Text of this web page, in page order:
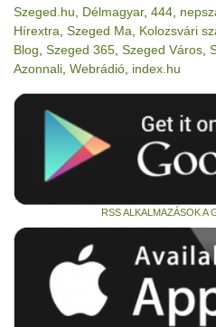
Szeged.hu Délmagyar, 444
Hírextra Szeged Ma Kolozsvári
Blog Szeged 365 Szeged Város
Azonnali Webrádió index.hu
RSS ALKALMAZÁSOK A